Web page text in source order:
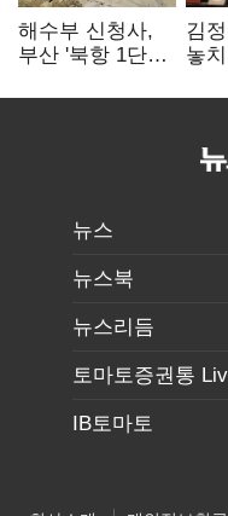
해수부 신청사,
부산 '북항 1단계'
완공 목표
김
놓
메
뉴스
뉴스북
뉴스리듬
토마토증권통
IB토마토